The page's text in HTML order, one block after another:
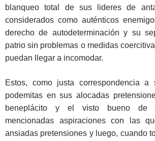
blanqueo total de sus lideres de
considerados como auténticos
derecho de autodeterminación y su
patrio sin problemas o medidas
puedan llegar a incomodar.
Estos, como justa correspondencia
podemitas en sus alocadas
beneplácito y el visto bueno de
mencionadas aspiraciones con las
ansiadas pretensiones y luego, cuando